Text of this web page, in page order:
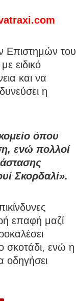
Επιστημών του
ειδικό
και να
η
όπου
ενώ πολλοί
Σκορδαλί».
επαφή μαζί
σκοτάδι, ενώ η
οδηγήσει